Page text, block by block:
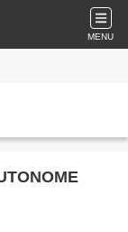
MENU